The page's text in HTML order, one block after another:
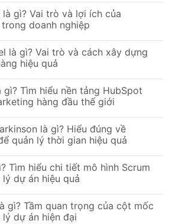
là gì? Vai trò và lợi ích của
doanh nghiệp
là gì? Vai trò và cách xây dựng
hiệu quả
gì? Tìm hiểu nền tảng HubSpot
hàng đầu thế giới
là gì? Hiểu đúng về
quản lý thời gian hiệu quả
Tìm hiểu chi tiết mô hình Scrum
dự án hiệu quả
gì? Tầm quan trọng của cột mốc
dự án hiện đại